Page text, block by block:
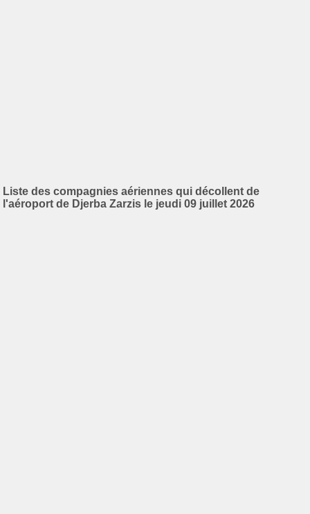
Liste des compagnies aériennes qui décollent de
l'aéroport de Djerba Zarzis le jeudi 09 juillet 2026